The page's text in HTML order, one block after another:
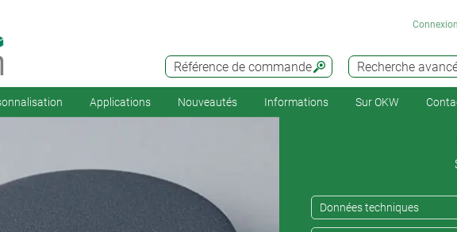
Recherche
Référence de commande
Connexion
Applications Nouveautés Informations Sur OKW
Données techniques